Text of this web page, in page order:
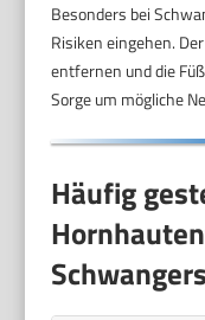
Besonders bei
Risiken eingehen.
entfernen und die
Sorge um mögliche
Häufig